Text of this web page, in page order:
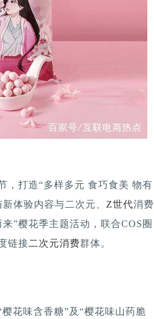
，打造“多样多元 食巧食美 物有
体验内容与二次元、 Z世代消费
”樱花季主题活动，联合COS圈
链接二次元消费群体。
花味含香糖”及“樱花味山药脆